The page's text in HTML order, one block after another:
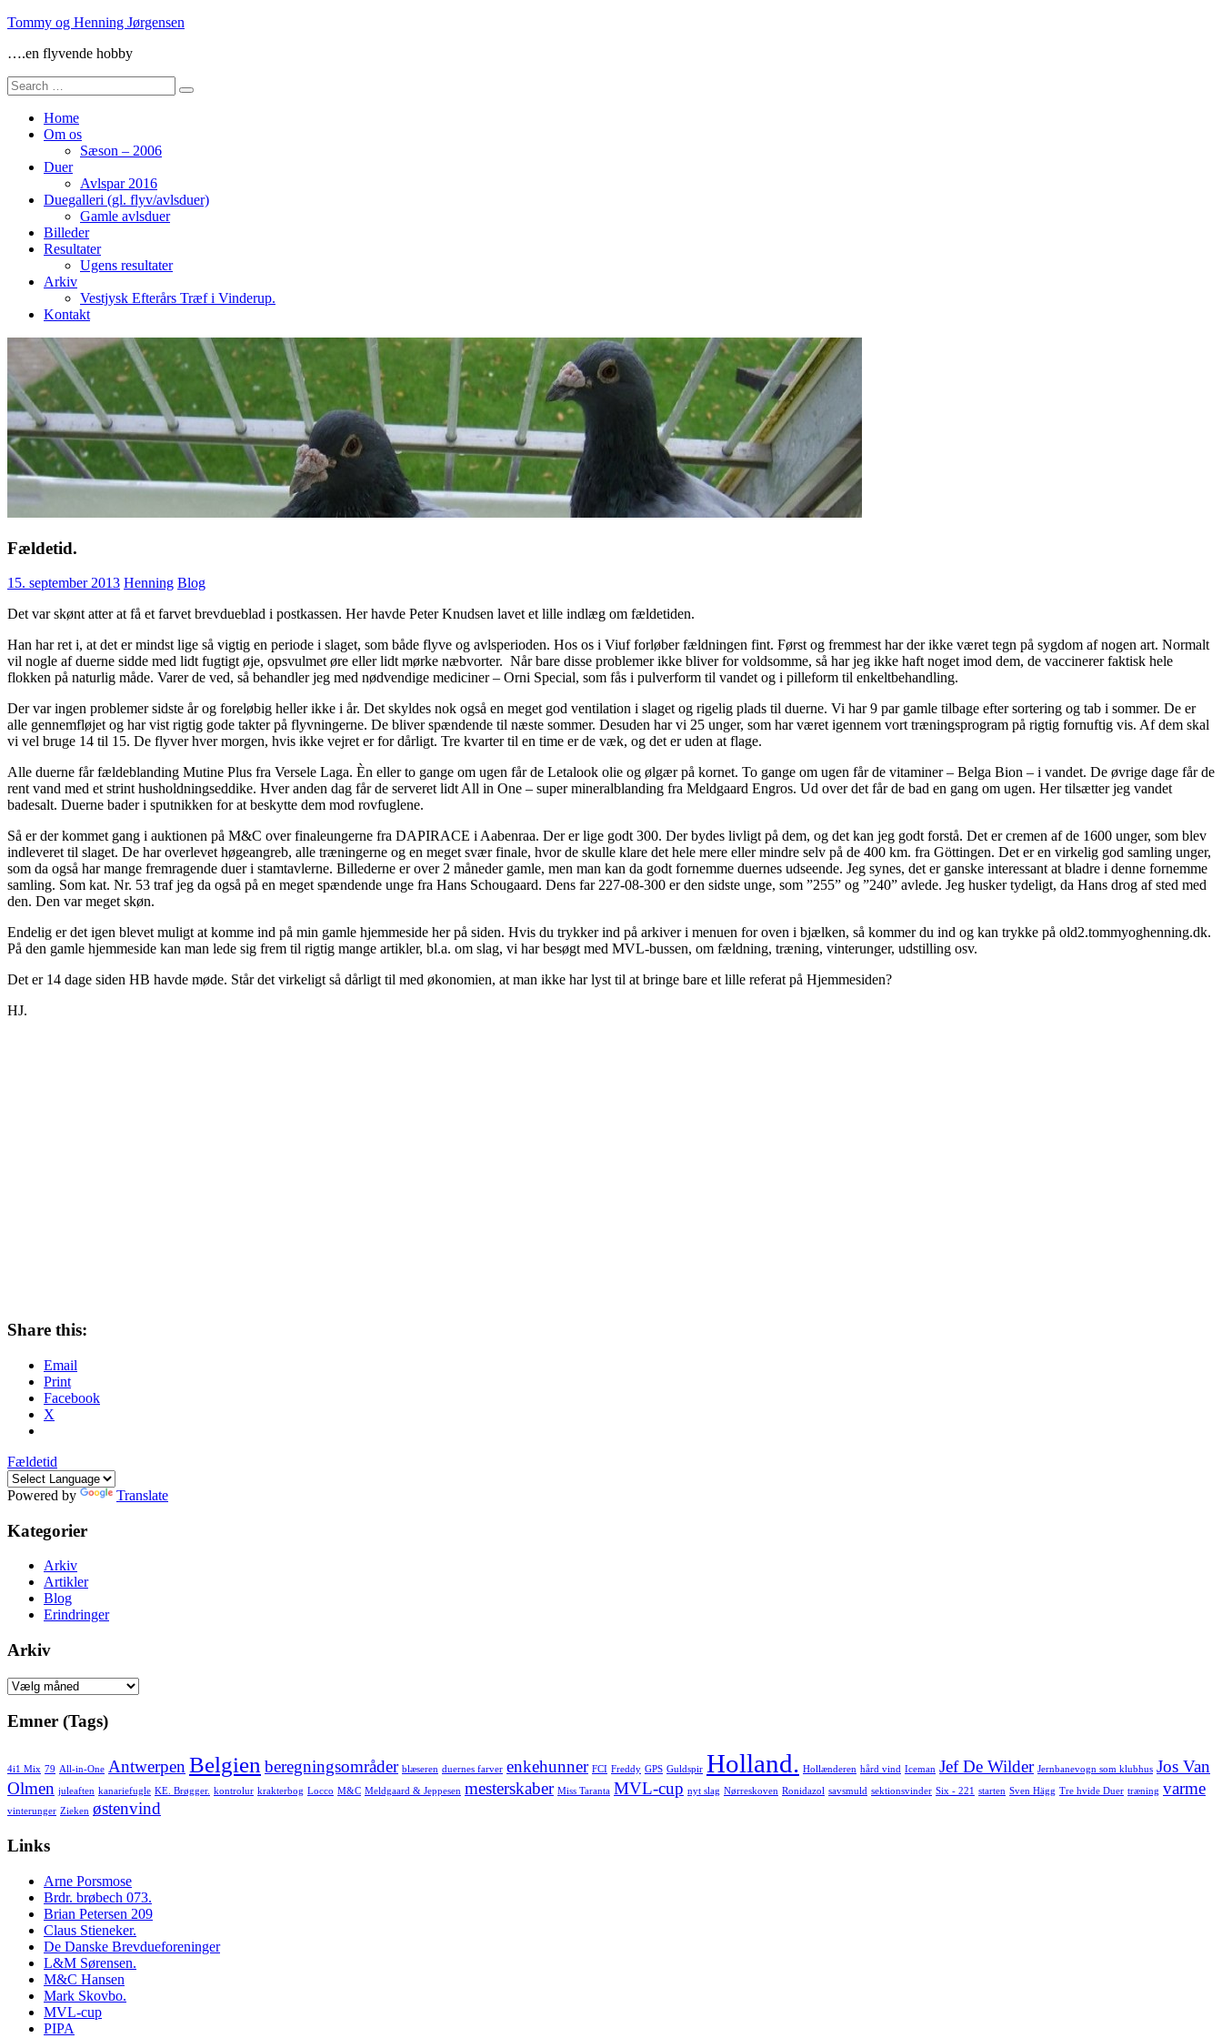
Skip
content
Tommy og Henning Jørgensen
….en flyvende hobby
Search
for:
Home
Om os
Sæson – 2006
Duer
Avlspar 2016
Duegalleri (gl. flyv/avlsduer)
Gamle avlsduer
Billeder
Resultater
Ugens resultater
Arkiv
Vestjysk Efterårs Træf i Vinderup.
Kontakt
Fældetid.
15. september 2013 Henning Blog
Det var skønt atter at få et farvet brevdueblad i postkassen. Her havde Peter Knudsen lavet et lille indlæg om fældetiden.
Han har ret i, at det er mindst lige så vigtig en periode i slaget, som både flyve og avlsperioden. Hos os i Viuf forløber fældningen fint. Først og fremmest har der ikke været tegn på sygdom af nogen art. Normalt
vil nogle af duerne sidde med lidt fugtigt øje, opsvulmet øre eller lidt mørke næbvorter. Når bare disse problemer ikke bliver for voldsomme, så har jeg ikke haft noget imod dem, de vaccinerer faktisk hele
flokken på naturlig måde. Varer de ved, så behandler jeg med nødvendige mediciner – Orni Special, som fås i pulverform til vandet og i pilleform til enkeltbehandling.
Der var ingen problemer sidste år og foreløbig heller ikke i år. Det skyldes nok også en meget god ventilation i slaget og rigelig plads til duerne. Vi har 9 par gamle tilbage efter sortering og tab i sommer. De er
alle gennemfløjet og har vist rigtig gode takter på flyvningerne. De bliver spændende til næste sommer. Desuden har vi 25 unger, som har været igennem vort træningsprogram på rigtig fornuftig vis. Af dem skal
vi vel bruge 14 til 15. De flyver hver morgen, hvis ikke vejret er for dårligt. Tre kvarter til en time er de væk, og det er uden at flage.
Alle duerne får fældeblanding Mutine Plus fra Versele Laga. Èn eller to gange om ugen får de Letalook olie og ølgær på kornet. To gange om ugen får de vitaminer – Belga Bion – i vandet. De øvrige dage får de
rent vand med et strint husholdningseddike. Hver anden dag får de serveret lidt All in One – super mineralblanding fra Meldgaard Engros. Ud over det får de bad en gang om ugen. Her tilsætter jeg vandet
badesalt. Duerne bader i sputnikken for at beskytte dem mod rovfuglene.
Så er der kommet gang i auktionen på M&C over finaleungerne fra DAPIRACE i Aabenraa. Der er lige godt 300. Der bydes livligt på dem, og det kan jeg godt forstå. Det er cremen af de 1600 unger, som blev
indleveret til slaget. De har overlevet høgeangreb, alle træningerne og en meget svær finale, hvor de skulle klare det hele mere eller mindre selv på de 400 km. fra Göttingen. Det er en virkelig god samling unger,
som da også har mange fremragende duer i stamtavlerne. Billederne er over 2 måneder gamle, men man kan da godt fornemme duernes udseende. Jeg synes, det er ganske interessant at bladre i denne fornemme
samling. Som kat. Nr. 53 traf jeg da også på en meget spændende unge fra Hans Schougaard. Dens far 227-08-300 er den sidste unge, som ”255” og ”240” avlede. Jeg husker tydeligt, da Hans drog af sted med
den. Den var meget skøn.
Endelig er det igen blevet muligt at komme ind på min gamle hjemmeside her på siden. Hvis du trykker ind på arkiver i menuen for oven i bjælken, så kommer du ind og kan trykke på old2.tommyoghenning.dk.
På den gamle hjemmeside kan man lede sig frem til rigtig mange artikler, bl.a. om slag, vi har besøgt med MVL-bussen, om fældning, træning, vinterunger, udstilling osv.
Det er 14 dage siden HB havde møde. Står det virkeligt så dårligt til med økonomien, at man ikke har lyst til at bringe bare et lille referat på Hjemmesiden?
HJ.
Share this:
Email
Print
Facebook
X
Fældetid
Powered by Translate
Kategorier
Arkiv
Artikler
Blog
Erindringer
Arkiv
Arkiv
Emner (Tags)
4i1 Mix 79 All-in-One Antwerpen Belgien beregningsområder blæseren duernes farver enkehunner FCI Freddy GPS Guldspir Holland. Hollænderen hård vind Iceman Jef De Wilder Jernbanevogn som klubhus Jos Van
Olmen juleaften kanariefugle KE. Brøgger. kontrolur krakterbog Locco M&C Meldgaard & Jeppesen mesterskaber Miss Taranta MVL-cup nyt slag Nørreskoven Ronidazol savsmuld sektionsvinder Six - 221 starten Sven Hägg Tre hvide Duer træning varme
vinterunger Zieken østenvind
Links
Arne Porsmose
Brdr. brøbech 073.
Brian Petersen 209
Claus Stieneker.
De Danske Brevdueforeninger
L&M Sørensen.
M&C Hansen
Mark Skovbo.
MVL-cup
PIPA